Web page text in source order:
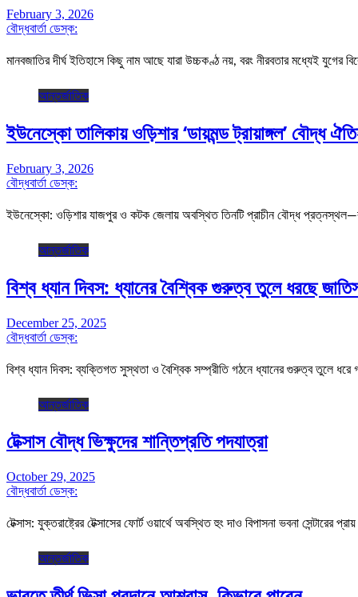
February 3, 2026
বৌদ্ধবার্তা ডেস্ক:
মানবজাতির দীর্ঘ ইতিহাসে কিছু নাম আছে যারা উচ্চকণ্ঠ নয়, বরং নীরবতার মধ্যেই যুগের
আন্তর্জাতিক
ইউনেস্কো তালিকায় ওড়িশার ‘ডায়মন্ড ট্রায়াঙ্গল’ বৌদ্ধ
February 3, 2026
বৌদ্ধবার্তা ডেস্ক:
ইউনেস্কো: ওড়িশার যাজপুর ও কটক জেলায় অবস্থিত তিনটি প্রাচীন বৌদ্ধ
আন্তর্জাতিক
বিশ্ব ধ্যান দিবস: ধ্যানের বৈশ্বিক গুরুত্ব তুলে ধরছে
December 25, 2025
বৌদ্ধবার্তা ডেস্ক:
বিশ্ব ধ্যান দিবস: ব্যক্তিগত সুস্থতা ও বৈশ্বিক সম্প্রীতি গঠনে ধ্যানের গুরুত্ব তুলে
আন্তর্জাতিক
টেক্সাস বৌদ্ধ ভিক্ষুদের শান্তিপ্রতি পদযাত্রা
October 29, 2025
বৌদ্ধবার্তা ডেস্ক:
টেক্সাস: যুক্তরাষ্ট্রের টেক্সাসের ফোর্ট ওয়ার্থে অবস্থিত হুং দাও বিপাসনা ভবনা সেন্টারের
আন্তর্জাতিক